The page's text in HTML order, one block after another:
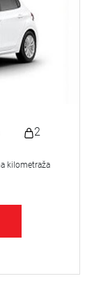
2
kilometraža